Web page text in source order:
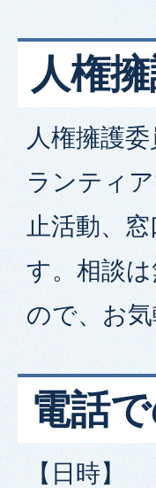
人権
人権擁護
ランティ
止活動、
す。相談
ので、お
電話
【日時】